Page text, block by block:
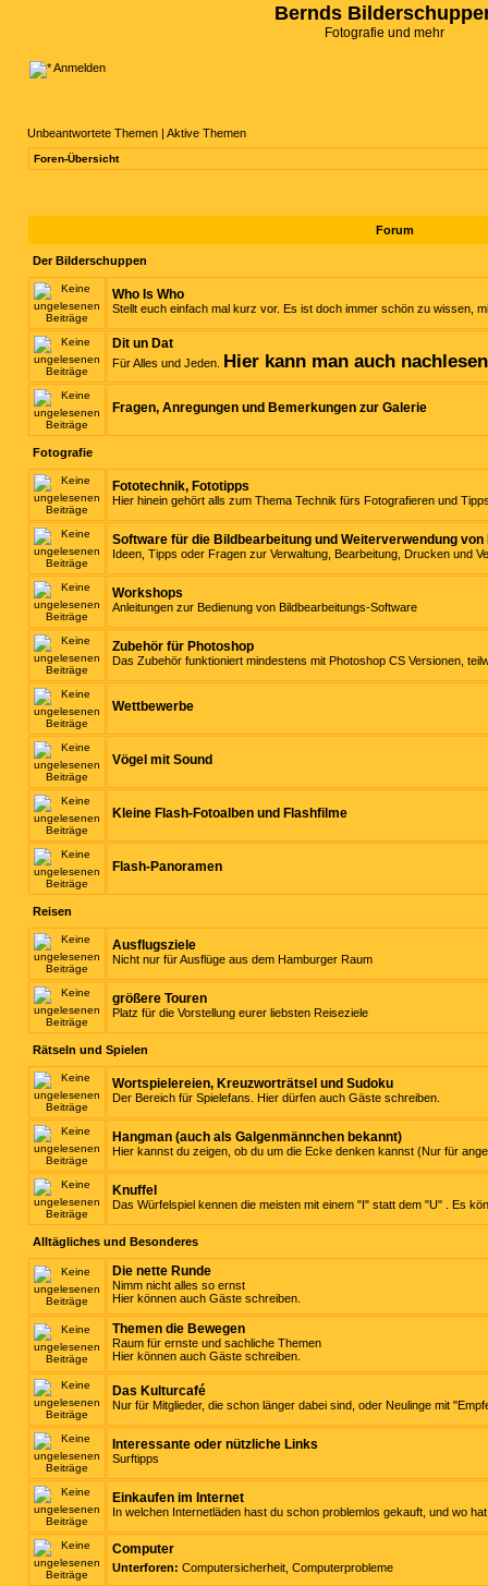
Bernds
Fotografie und mehr
Anmelden
Unbeantwortete Themen | Aktive Themen
Foren-Übersicht
Forum
Der Bilderschuppen
Who Is Who
Stellt euch einfach mal kurz vor. Es ist doch immer schön zu wissen,
Dit un Dat
Für Alles und Jeden. Hier kann man auch
Fragen, Anregungen und Bemerkungen zur Galerie
Fotografie
Fototechnik, Fototipps
Hier hinein gehört alls zum Thema Technik fürs Fotografieren und
Software für die Bildbearbeitung und Weiterverwendung von
Ideen, Tipps oder Fragen zur Verwaltung, Bearbeitung, Drucken und
Workshops
Anleitungen zur Bedienung von Bildbearbeitungs-Software
Zubehör für Photoshop
Das Zubehör funktioniert mindestens mit Photoshop CS Versionen,
Wettbewerbe
Vögel mit Sound
Kleine Flash-Fotoalben und Flashfilme
Flash-Panoramen
Reisen
Ausflugsziele
Nicht nur für Ausflüge aus dem Hamburger Raum
größere Touren
Platz für die Vorstellung eurer liebsten Reiseziele
Rätseln und Spielen
Wortspielereien, Kreuzworträtsel und Sudoku
Der Bereich für Spielefans. Hier dürfen auch Gäste schreiben.
Hangman (auch als Galgenmännchen bekannt)
Hier kannst du zeigen, ob du um die Ecke denken kannst (Nur für
Knuffel
Das Würfelspiel kennen die meisten mit einem "I" statt dem "U" . Es
Alltägliches und Besonderes
Die nette Runde
Nimm nicht alles so ernst
Hier können auch Gäste schreiben.
Themen die Bewegen
Raum für ernste und sachliche Themen
Hier können auch Gäste schreiben.
Das Kulturcafé
Nur für Mitglieder, die schon länger dabei sind, oder Neulinge mit
Interessante oder nützliche Links
Surftipps
Einkaufen im Internet
In welchen Internetläden hast du schon problemlos gekauft, und wo
Computer
Unterforen: Computersicherheit Computerprobleme